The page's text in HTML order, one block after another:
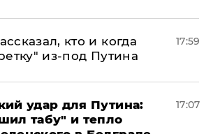
кто и когда
из-под Путина
17:59
удар для Путина:
табу" и тепло
17:07